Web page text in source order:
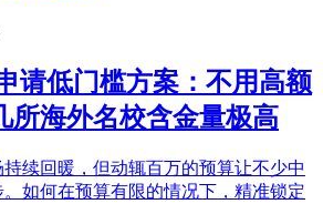
请低门槛方案：不用高额
所海外名校含金量极高
持续回暖，但动辄百万的预算让不少中
如何在预算有限的情况下，精准锁定